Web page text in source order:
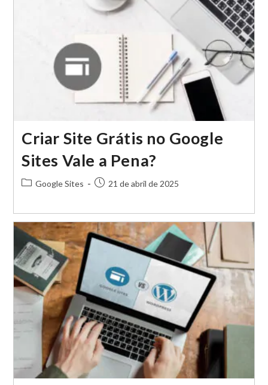
Criar Site Grátis no Google
Sites Vale a Pena?
Categoria
Google Sites
Post21 de abril de 2025